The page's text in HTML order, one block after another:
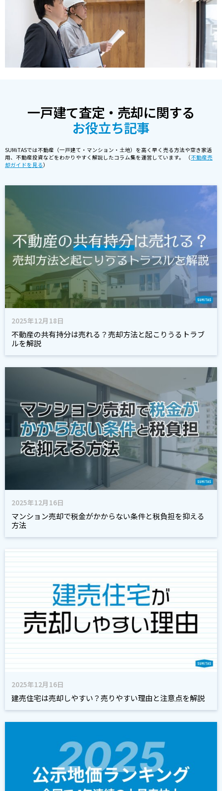
一戸建て査定・売却に関する
お役立ち記事
SUMiTASでは不動産（一戸建て・マンション・土地）を高く早く売る方法や空き家活
用、不動産投資などをわかりやすく解説したコラム集を運営しています。 （不動産売
却ガイドを見る）
2025年12月18日
不動産の共有持分は売れる？売却方法と起こりうるトラブ
ルを解説
2025年12月16日
マンション売却で税金がかからない条件と税負担を抑える
方法
2025年12月16日
建売住宅は売却しやすい？売りやすい理由と注意点を解説